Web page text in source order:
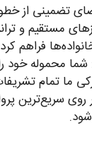
تضمینی از
مستقیم و
فراهم
محموله خود
ما تمام
روی سریع‌ترین